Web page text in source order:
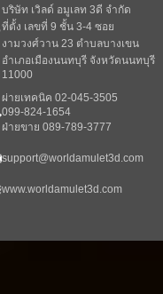
บริษัท เวิลด์ อมูเลท 3ดี จำกัด
ที่ตั้ง เลขที่ 9 ชั้น 3-4 ซอย
งามวงศ์วาน 23 ตำบลบางเขน
อำเภอเมืองนนทบุรี จังหวัดนนทบุรี
11000
ผ่ายเทคนิค 02-045-3505
099-824-1654
ฝ่ายขาย 089-789-3777
support@worldamulet3d.com
www.worldamulet3d.com